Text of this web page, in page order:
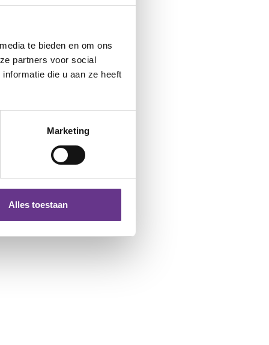
te bieden en om ons
partners voor social
die u aan ze heeft
Marketing
Alles toestaan